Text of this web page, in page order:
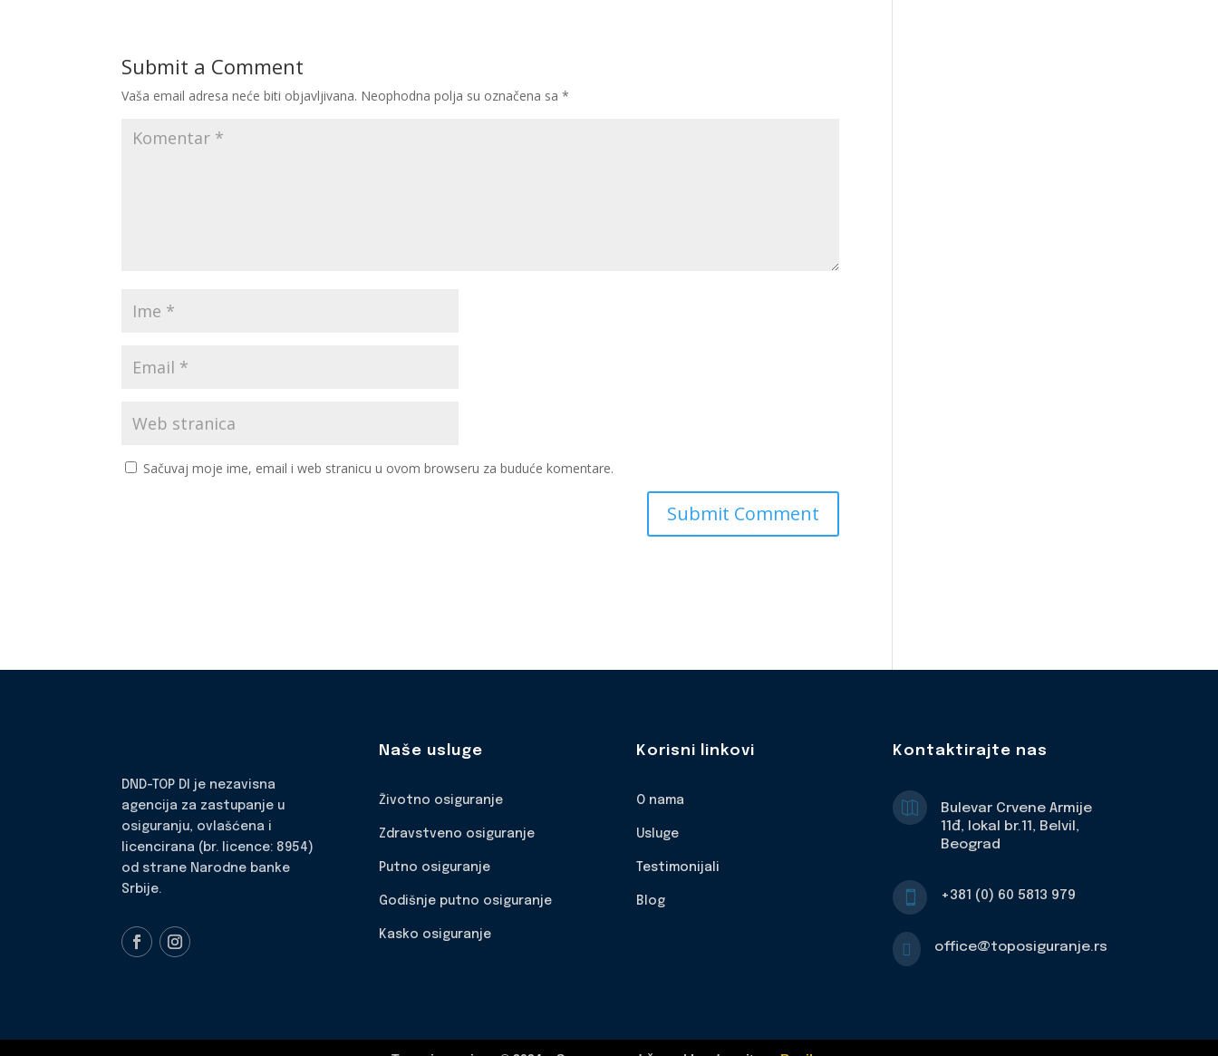
Submit a Comment
Vaša email adresa neće biti objavljivana. Neophodna polja su označena sa*
Sačuvaj moje ime, email i web stranicu u ovom browseru za buduće komentare.
DND-TOP DI je nezavisna
agencija za zastupanje u
osiguranju, ovlašćena i
licencirana (br. licence: 8954)
od strane Narodne banke
Srbije.
Naše usluge
Životno osiguranje
Zdravstveno osiguranje
Putno osiguranje
Godišnje putno osiguranje
Kasko osiguranje
Korisni linkovi
O nama
Usluge
Testimonijali
Blog
Kontaktirajte nas

Bulevar Crvene Armije
11đ, lokal br.11, Belvil,
Beograd
 +381 (0) 60 5813 979
 office@toposiguranje.rs